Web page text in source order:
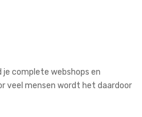
je complete webshops en
veel mensen wordt het daardoor